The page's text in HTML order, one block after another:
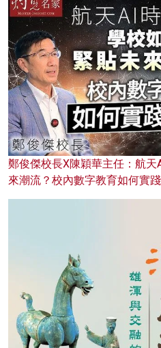
鄭俊傑校長X陳穎華主任：航
來潮流？校內數字教育如何實